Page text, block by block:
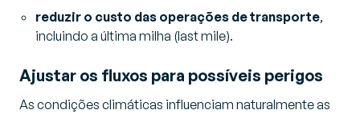
reduzir o custo das operações de transporte,
incluindo a última milha (last mile).
Ajustar os fluxos para possíveis perigos
As condições climáticas influenciam naturalmente as